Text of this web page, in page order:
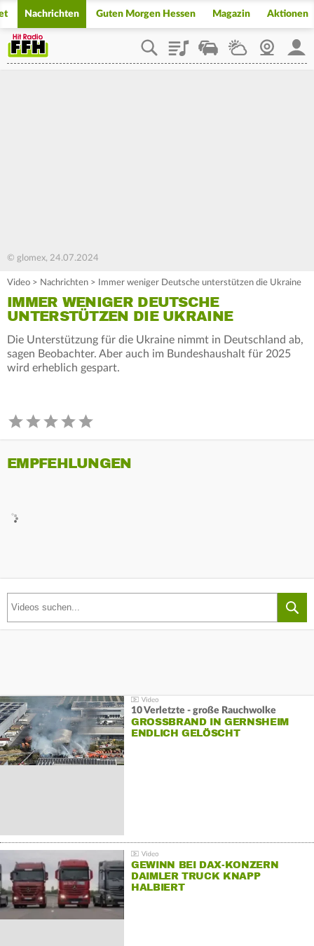
Nachrichten Guten Morgen Hessen Magazin Aktionen
PlaylistStaupilotWetterWebcam
© glomex, 24.07.2024
Video > Nachrichten > Immer weniger Deutsche unterstützen die Ukraine
IMMER WENIGER DEUTSCHE
UNTERSTÜTZEN DIE UKRAINE
Die Unterstützung für die Ukraine nimmt in Deutschland ab,
sagen Beobachter. Aber auch im Bundeshaushalt für 2025
wird erheblich gespart.
EMPFEHLUNGEN
10 Verletzte - große Rauchwolke
GROSSBRAND IN GERNSHEIM E
NDLICH GELÖSCHT
GEWINN BEI DAX-KONZERN
DAIMLER TRUCK KNAPP
HALBIERT